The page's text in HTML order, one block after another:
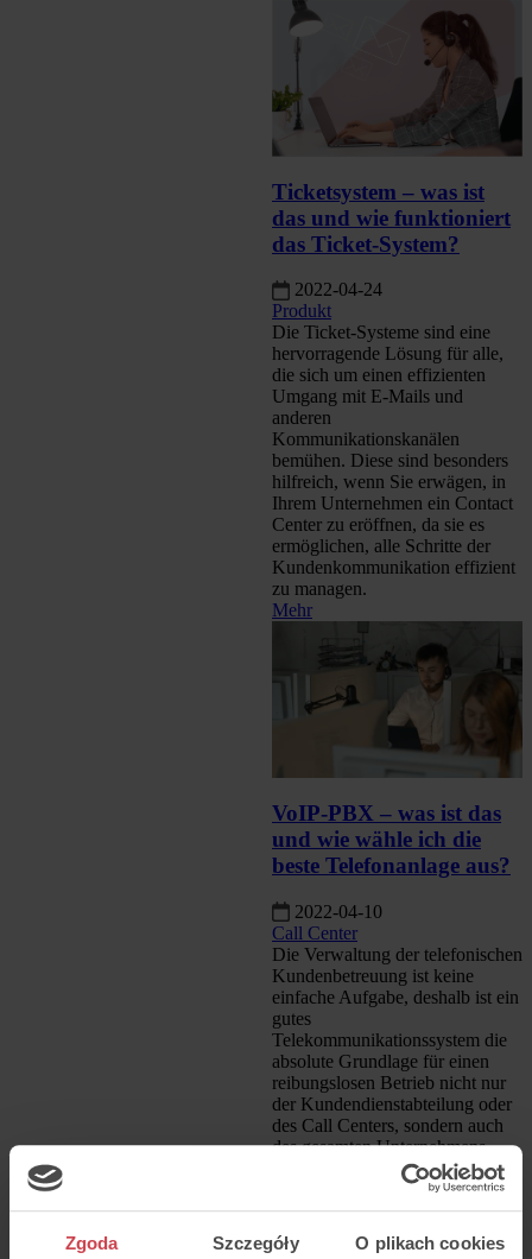
Zgoda Szczegóły O plikach cookies
Ticketsystem – was ist
das und wie funktioniert
das Ticket-System?
2022-04-24
Produkt
Die Ticket-Systeme sind eine
hervorragende Lösung für alle,
die sich um einen effizienten
Umgang mit E-Mails und
anderen
Kommunikationskanälen
bemühen. Diese sind besonders
hilfreich, wenn Sie erwägen, in
Ihrem Unternehmen ein Contact
Center zu eröffnen, da sie es
ermöglichen, alle Schritte der
Kundenkommunikation effizient
zu managen.
Mehr
VoIP-PBX – was ist das
und wie wähle ich die
beste Telefonanlage aus?
2022-04-10
Call Center
Die Verwaltung der telefonischen
Kundenbetreuung ist keine
einfache Aufgabe, deshalb ist ein
gutes
Telekommunikationssystem die
absolute Grundlage für einen
reibungslosen Betrieb nicht nur
der Kundendienstabteilung oder
des Call Centers, sondern auch
des gesamten Unternehmens.